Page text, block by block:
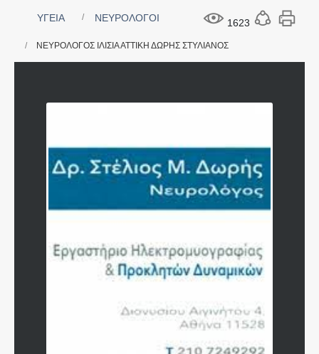
1623
ΥΓΕΙΑ ΝΕΥΡΟΛΟΓΟΙ
ΝΕΥΡΟΛΟΓΟΣ ΙΛΙΣΙΑ ΑΤΤΙΚΗ ΔΩΡΗΣ ΣΤΥΛΙΑΝΟΣ